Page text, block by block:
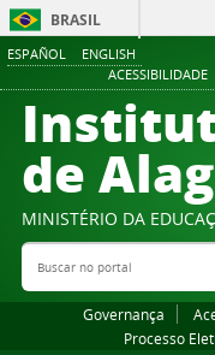
ESPAÑOL ENGLISH
ACESSIBILIDADE
BRASIL
de
MINISTÉRIO DA
Buscar no portal
Governança
Processo